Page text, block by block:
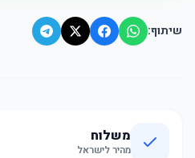
שיתוף:
משלוח
מהיר לישראל